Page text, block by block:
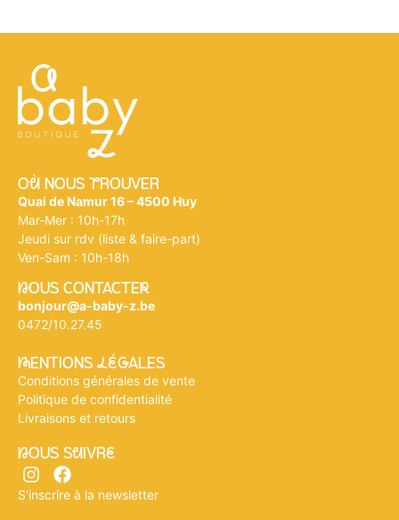
Où NOUS tROUVER
Quai de Namur 16 – 4500 Huy
Mar-Mer : 10h-17h
Jeudi sur rdv (liste & faire-part)
Ven-Sam : 10h-18h
nOUS CONTACTEr
bonjour@a-baby-z.be
0472/10.27.45
mENTIONS légALES
Conditions générales de vente
Politique de confidentialité
Livraisons et retours
nOUS SuIVRe
S'inscrire à la newsletter